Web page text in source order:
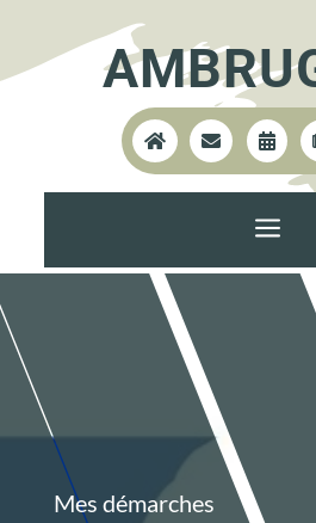
  
a
Mes démarches